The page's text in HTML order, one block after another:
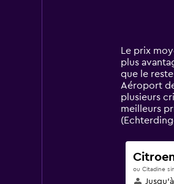
14
The
chart
has
1
Y
values.
Range:
0
Le prix
plus
que le
Aéroport
plusieurs
meilleurs
ou Citadine